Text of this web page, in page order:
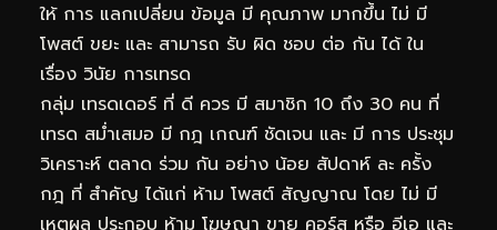
ให้ การ แลกเปลี่ยน ข้อมูล มี คุณภาพ มากขึ้น ไม่ มี
โพสต์ ขยะ และ สามารถ รับ ผิด ชอบ ต่อ กัน ได้ ใน
เรื่อง วินัย การเทรด
กลุ่ม เทรดเดอร์ ที่ ดี ควร มี สมาชิก 10 ถึง 30 คน ที่
เทรด สม่ำเสมอ มี กฎ เกณฑ์ ชัดเจน และ มี การ ประชุม
วิเคราะห์ ตลาด ร่วม กัน อย่าง น้อย สัปดาห์ ละ ครั้ง
กฎ ที่ สำคัญ ได้แก่ ห้าม โพสต์ สัญญาณ โดย ไม่ มี
เหตุผล ประกอบ ห้าม โฆษณา ขาย คอร์ส หรือ อีเอ และ